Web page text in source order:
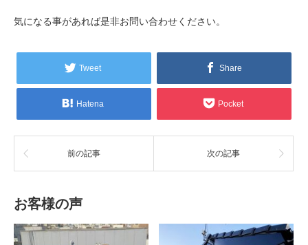
気になる事があれば是非お問い合わせください。
Tweet Share
Hatena Pocket
前の記事 次の記事
お客様の声